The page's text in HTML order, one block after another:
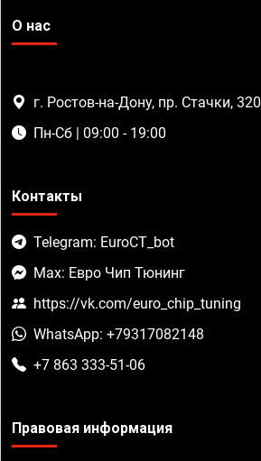
О нас
г. Ростов-на-Дону, пр. Стачки, 320
Пн-Сб | 09:00 - 19:00
Контакты
Telegram: EuroCT_bot
Max: Евро Чип Тюнинг
https://vk.com/euro_chip_tuning
WhatsApp: +79317082148
+7 863 333-51-06
Правовая информация